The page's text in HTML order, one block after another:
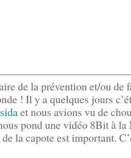
de la prévention et/ou de
! Il y a quelques jours
et nous avions vu de
pond une vidéo 8Bit à la
la capote est important.